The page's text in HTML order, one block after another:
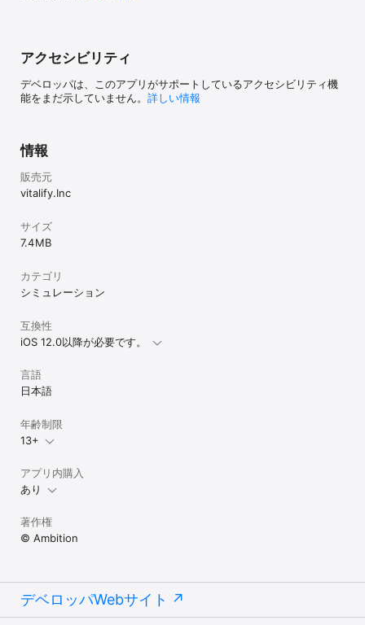
ハカセのイチオシプランの連続購入回数に応じて特典が獲得できま
【2回目】ﾌｧｲﾄ!ﾄﾞﾘﾝｸ×1
【3回目以降】ﾌｧｲﾄ!ﾄﾞﾘﾝｸ券×2
◆自動更新について
ハカセのイチオシプラン有効期間の終了日の24時間以上前に自動更
新を解除しない限り、有効期間が自動更新されます。
自動更新される際の課金については、ハカセのイチオシプラン有効
期間終了日の24時間以内に行われます。
◆課金について
◆ハカセのイチオシプランの状況の確認と解約（自動更新の解除）
ハカセのイチオシプランは下記より確認、解約（自動更新の解除）
が可能です。
1.【App Store】アプリを起動
ップ
3.【サブスクリプション】をタップ
面内で行うことができます。
https://ai-mi.jp/sp/index.php?in=privacy
https://ai-mi.jp/sp/index.php?in=contract_n
という気持ちやユーザーへの感謝なんて今は
終するならそれはそれで良い』と考えてるの
かな〜とすら思ってしまいます。長々と書き
辞めている人は多いと思います。が、それで
も1番好きなアプリである事には変わりないの
で頑張ってほしいです。
アクセシビリティ
デベロッパは、このアプリがサポートしているアクセシビリティ機
能をまだ示していません。 詳しい情報
情報
販売元
vitalify.Inc
サイズ
7.4 MB
カテゴリ
シミュレーション
互換性
iOS 12.0以降が必要です。
言語
日本語
年齢制限
13+
アプリ内購入
あり
著作権
© Ambition
デベロッパWebサイト